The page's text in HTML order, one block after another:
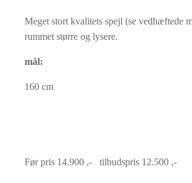
Meget stort kvalitets spejl (se vedhæftede
rummet større og lysere.
mål:
160 cm
Før pris 14.900 ,- tilbudspris 12.500 ,-